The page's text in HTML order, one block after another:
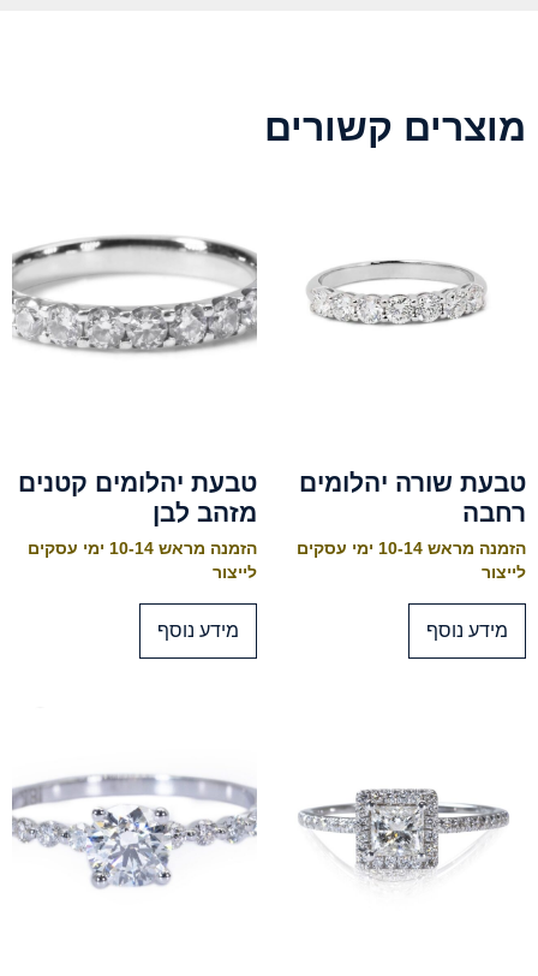
מוצרים קשורים
טבעת שורה יהלומים
רחבה
הזמנה מראש 10-14 ימי עסקים
לייצור
מידע נוסף
טבעת יהלומים קטנים
מזהב לבן
הזמנה מראש 10-14 ימי עסקים
לייצור
מידע נוסף